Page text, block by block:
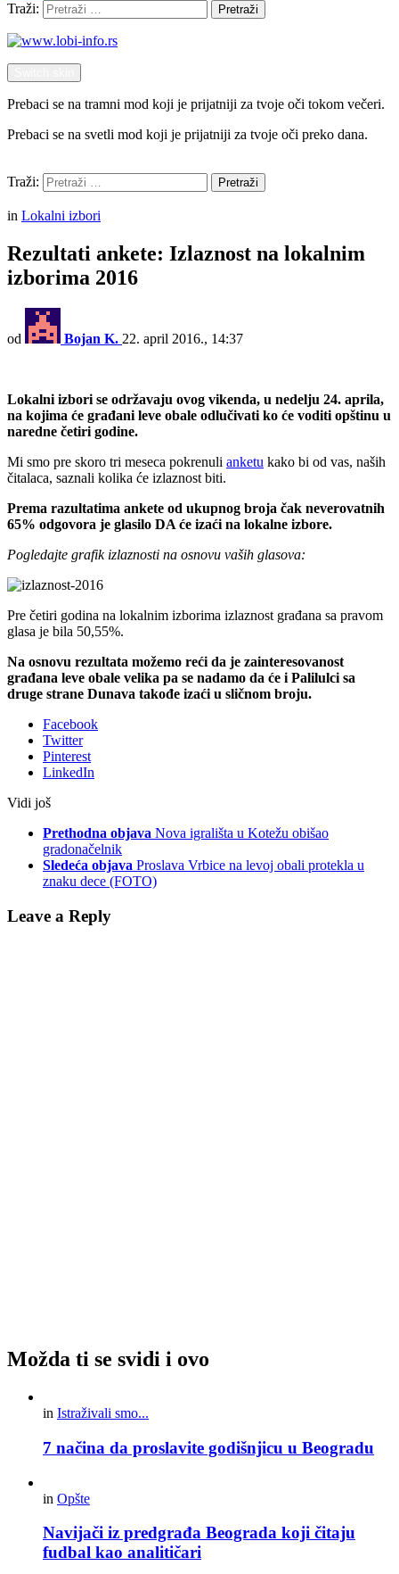
Traži:
Pretraži
Prebaci se na tramni mod koji je prijatniji za tvoje oči tokom večeri.
Prebaci se na svetli mod koji je prijatniji za tvoje oči preko dana.
Traži:
Pretraži
in Lokalni izbori
Rezultati ankete: Izlaznost na lokalnim
izborima 2016
od Bojan K. 22. april 2016., 14:37
Lokalni izbori se održavaju ovog vikenda, u nedelju 24. aprila,
na kojima će građani leve obale odlučivati ko će voditi opštinu u
naredne četiri godine.
Mi smo pre skoro tri meseca pokrenuli anketu kako bi od vas, naših
čitalaca, saznali kolika će izlaznost biti.
Prema razultatima ankete od ukupnog broja čak neverovatnih
65% odgovora je glasilo DA će izaći na lokalne izbore.
Pogledajte grafik izlaznosti na osnovu vaših glasova:
Pre četiri godina na lokalnim izborima izlaznost građana sa pravom
glasa je bila 50,55%.
Na osnovu rezultata možemo reći da je zainteresovanost
građana leve obale velika pa se nadamo da će i Palilulci sa
druge strane Dunava takođe izaći u sličnom broju.
Facebook
Twitter
Pinterest
LinkedIn
Vidi još
Prethodna objava Nova igrališta u Kotežu obišao
gradonačelnik
Sledeća objava Proslava Vrbice na levoj obali protekla u
znaku dece (FOTO)
Leave a Reply
Možda ti se svidi i ovo
in Istraživali smo...
7 načina da proslavite godišnjicu u Beogradu
in Opšte
Navijači iz predgrađa Beograda koji čitaju
fudbal kao analitičari